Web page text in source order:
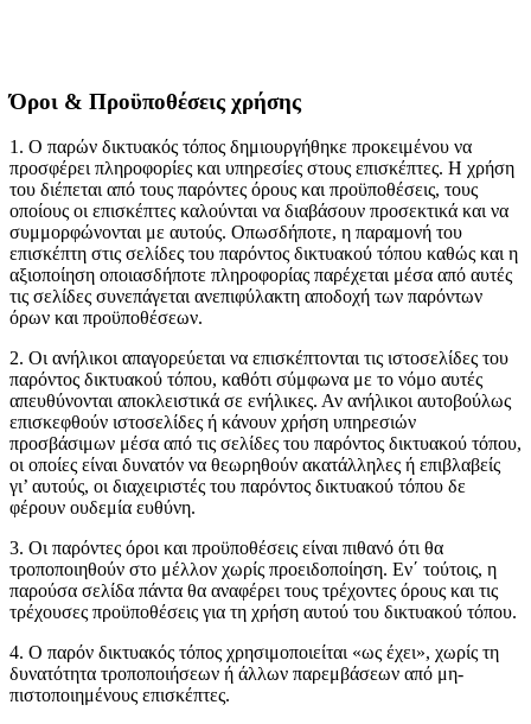
Όροι & Προϋποθέσεις χρήσης
1. Ο παρών δικτυακός τόπος δημιουργήθηκε προκειμένου να
προσφέρει πληροφορίες και υπηρεσίες στους επισκέπτες. Η χρήση
του διέπεται από τους παρόντες όρους και προϋποθέσεις, τους
οποίους οι επισκέπτες καλούνται να διαβάσουν προσεκτικά και να
συμμορφώνονται με αυτούς. Οπωσδήποτε, η παραμονή του
επισκέπτη στις σελίδες του παρόντος δικτυακού τόπου καθώς και η
αξιοποίηση οποιασδήποτε πληροφορίας παρέχεται μέσα από αυτές
τις σελίδες συνεπάγεται ανεπιφύλακτη αποδοχή των παρόντων
όρων και προϋποθέσεων.
2. Οι ανήλικοι απαγορεύεται να επισκέπτονται τις ιστοσελίδες του
παρόντος δικτυακού τόπου, καθότι σύμφωνα με το νόμο αυτές
απευθύνονται αποκλειστικά σε ενήλικες. Αν ανήλικοι αυτοβούλως
επισκεφθούν ιστοσελίδες ή κάνουν χρήση υπηρεσιών
προσβάσιμων μέσα από τις σελίδες του παρόντος δικτυακού τόπου,
οι οποίες είναι δυνατόν να θεωρηθούν ακατάλληλες ή επιβλαβείς
γι’ αυτούς, οι διαχειριστές του παρόντος δικτυακού τόπου δε
φέρουν ουδεμία ευθύνη.
3. Οι παρόντες όροι και προϋποθέσεις είναι πιθανό ότι θα
τροποποιηθούν στο μέλλον χωρίς προειδοποίηση. Εν΄ τούτοις, η
παρούσα σελίδα πάντα θα αναφέρει τους τρέχοντες όρους και τις
τρέχουσες προϋποθέσεις για τη χρήση αυτού του δικτυακού τόπου.
4. Ο παρόν δικτυακός τόπος χρησιμοποιείται «ως έχει», χωρίς τη
δυνατότητα τροποποιήσεων ή άλλων παρεμβάσεων από μη-
πιστοποιημένους επισκέπτες.